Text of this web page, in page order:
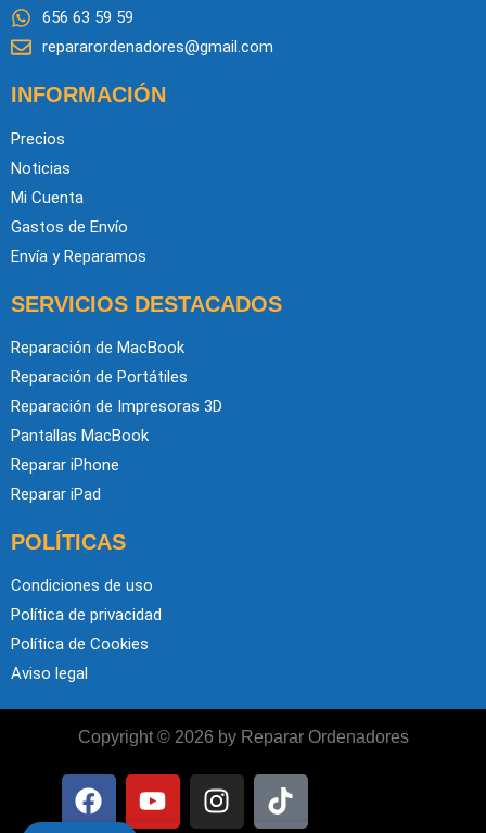
656 63 59 59
repararordenadores@gmail.com
INFORMACIÓN
Precios
Noticias
Mi Cuenta
Gastos de Envío
Envía y Reparamos
SERVICIOS DESTACADOS
Reparación de MacBook
Reparación de Portátiles
Reparación de Impresoras 3D
Pantallas MacBook
Reparar iPhone
Reparar iPad
POLÍTICAS
Condiciones de uso
Política de privacidad
Política de Cookies
Aviso legal
Copyright © 2026 by Reparar Ordenadores
F
a
Y
o
I
n
T
i